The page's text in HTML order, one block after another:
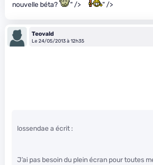
nouvelle béta? " /> " />
Teovald
Le 24/05/2013 à 12h35
lossendae a écrit :
J’ai pas besoin du plein écran pour toutes